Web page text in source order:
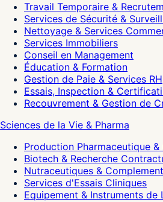
Travail Temporaire &
Services de Sécurité &
Nettoyage & Services
Services Immobiliers
Conseil en Management
Éducation & Formation
Gestion de Paie & Services RH
Essais, Inspection &
Recouvrement & Gestion de
Sciences de la Vie & Pharma
Production Pharmaceutique &
Biotech & Recherche
Nutraceutiques &
Services d'Essais Cliniques
Equipement & Instruments de